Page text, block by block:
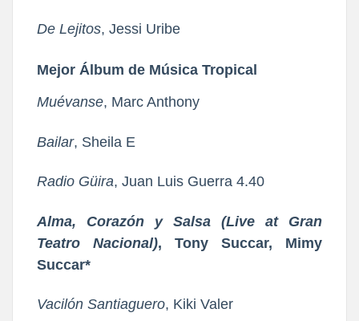
De Lejitos, Jessi Uribe
Mejor Álbum de Música Tropical
Muévanse, Marc Anthony
Bailar, Sheila E
Radio Güira, Juan Luis Guerra 4.40
Alma, Corazón y Salsa (Live at Gran
Teatro Nacional), Tony Succar, Mimy
Succar*
Vacilón Santiaguero, Kiki Valer